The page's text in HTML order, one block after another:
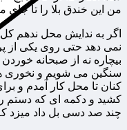
من این خندق بلا را تا
اگر به ندایش محل ندهم
نمی دهد حتی روی یکی از
بیچاره نه از صبحانه
سنگین می شویم و نخوری
کنان تا محل کار آمدم و
کشید و دکمه ای که دستم
چند صد دسی بل داد میزد